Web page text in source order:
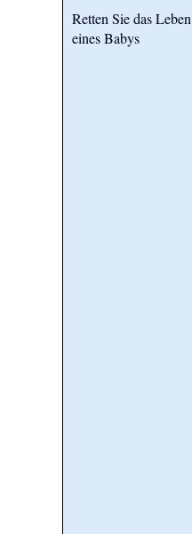
Retten Sie das Leben
eines Babys